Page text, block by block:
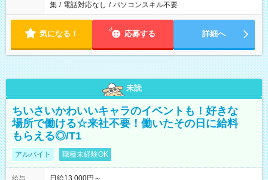
集 / 電話対応なし / パソコンスキル不要
気になる！ 応募する 詳細へ
未読
ちいさいかわいいキャラのイベントも！好きな
場所で働ける☆来社不要！働いたその日に給料
もらえる◎/T1
アルバイト 職種未経験OK
給与 日給13,000円～